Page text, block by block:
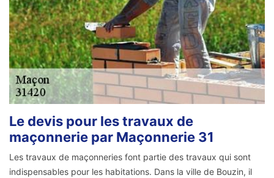
Le devis pour les travaux de
maçonnerie par Maçonnerie 31
Les travaux de maçonneries font partie des travaux qui sont
indispensables pour les habitations. Dans la ville de Bouzin, il